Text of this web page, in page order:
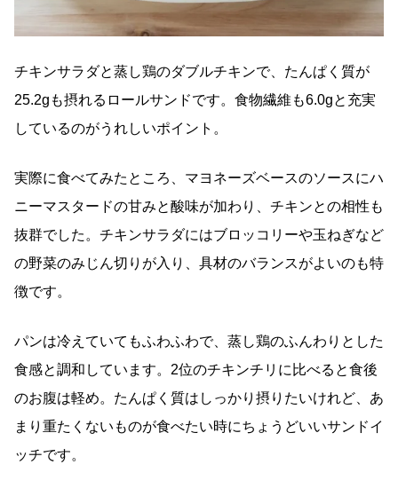
チキンサラダと蒸し鶏のダブルチキンで、たんぱく質が
25.2gも摂れるロールサンドです。食物繊維も6.0gと充実
しているのがうれしいポイント。
実際に食べてみたところ、マヨネーズベースのソースにハ
ニーマスタードの甘みと酸味が加わり、チキンとの相性も
抜群でした。チキンサラダにはブロッコリーや玉ねぎなど
の野菜のみじん切りが入り、具材のバランスがよいのも特
徴です。
パンは冷えていてもふわふわで、蒸し鶏のふんわりとした
食感と調和しています。2位のチキンチリに比べると食後
のお腹は軽め。たんぱく質はしっかり摂りたいけれど、あ
まり重たくないものが食べたい時にちょうどいいサンドイ
ッチです。